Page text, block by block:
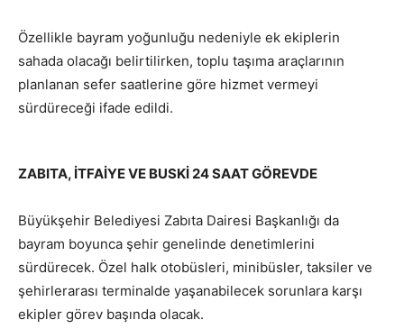
Özellikle bayram yoğunluğu nedeniyle ek ekiplerin
sahada olacağı belirtilirken, toplu taşıma araçlarının
planlanan sefer saatlerine göre hizmet vermeyi
sürdüreceği ifade edildi.
ZABITA, İTFAİYE VE BUSKİ 24 SAAT GÖREVDE
Büyükşehir Belediyesi Zabıta Dairesi Başkanlığı da
bayram boyunca şehir genelinde denetimlerini
sürdürecek. Özel halk otobüsleri, minibüsler, taksiler ve
şehirlerarası terminalde yaşanabilecek sorunlara karşı
ekipler görev başında olacak.